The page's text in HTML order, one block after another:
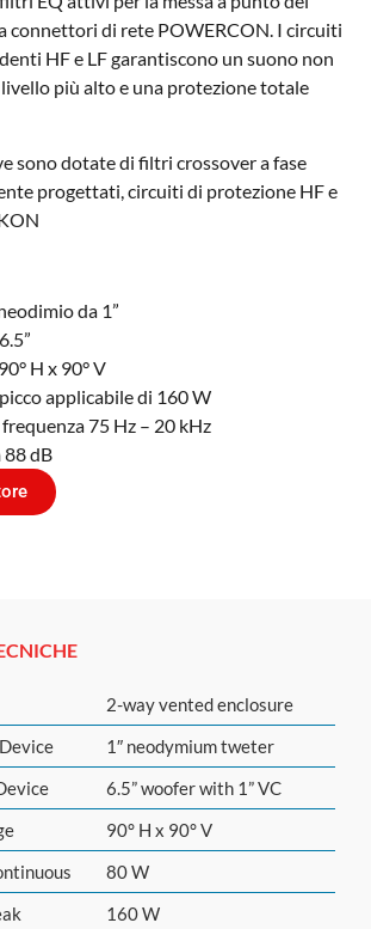
connettori di rete POWERCON. I circuiti
HF e LF garantiscono un suono non
più alto e una protezione totale
sono dotate di filtri crossover a fase
progettati, circuiti di protezione HF e
da 1”
H x 90° V
applicabile di 160 W
75 Hz – 20 kHz
88 dB
2-way vented enclosure
1″ neodymium tweter
6.5” woofer with 1” VC
90° H x 90° V
80 W
160 W